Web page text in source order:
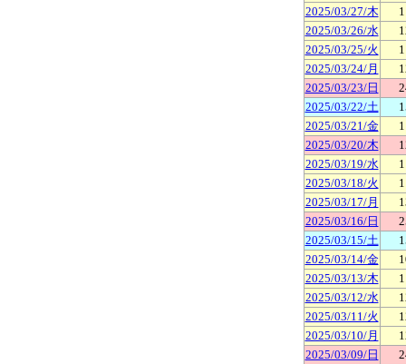
2025/03/27/木
2025/03/26/水
2025/03/25/火
2025/03/24/月
2025/03/23/日
2025/03/22/土
2025/03/21/金
2025/03/20/木
2025/03/19/水
2025/03/18/火
2025/03/17/月
2025/03/16/日
2025/03/15/土
2025/03/14/金
2025/03/13/木
2025/03/12/水
2025/03/11/火
2025/03/10/月
2025/03/09/日